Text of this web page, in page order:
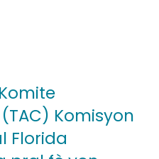
Komisyon
Florida